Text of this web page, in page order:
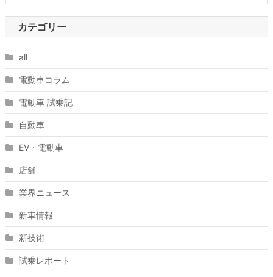
カテゴリー
all
電動車コラム
電動車 試乗記
自動車
EV・電動車
店舗
業界ニュース
新車情報
新技術
試乗レポート